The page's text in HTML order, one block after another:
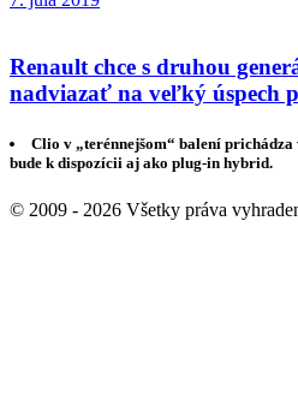
Renault chce s druhou
nadviazať na veľký úspech
Clio v „terénnejšom“ balení
bude k dispozícii aj ako plug-in hybrid.
© 2009 - 2026 Všetky práva